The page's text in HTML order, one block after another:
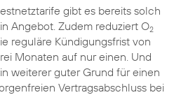
gibt es bereits solch
Angebot. Zudem reduziert O2
reguläre Kündigungsfrist von
Monaten auf nur einen. Und
weiterer guter Grund für einen
Vertragsabschluss bei